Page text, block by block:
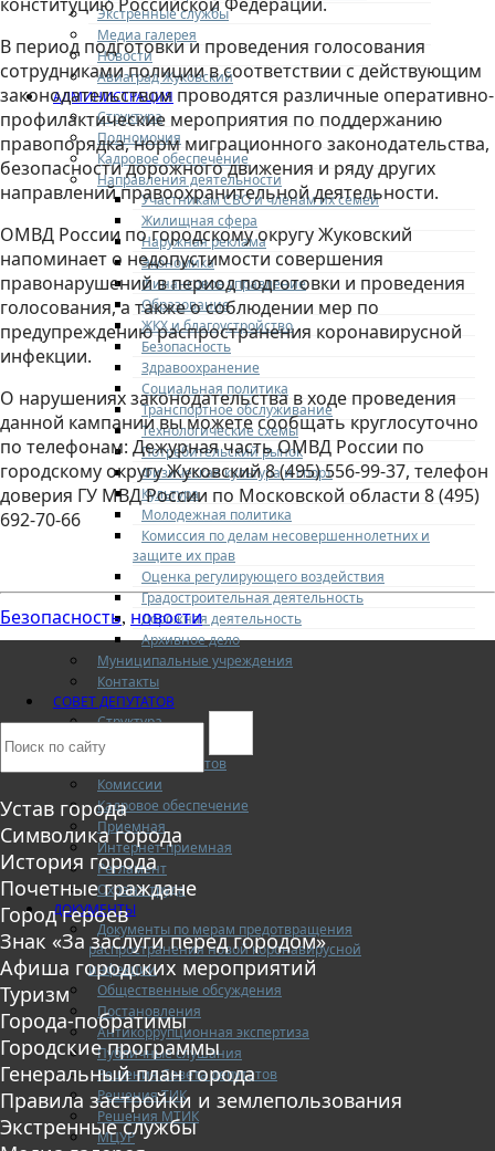
Экстренные службы
Медиа галерея
Новости
Авиаград Жуковский
АДМИНИСТРАЦИЯ
Структура
Полномочия
Кадровое обеспечение
Направления деятельности
Участникам СВО и членам их семей
Жилищная сфера
Наружная реклама
Экономика
Финансовое управление
Образование
ЖКХ и благоустройство
Безопасность
Здравоохранение
Социальная политика
Транспортное обслуживание
Технологические схемы
Потребительский рынок
Физическая культура и спорт
Культура
Молодежная политика
Комиссия по делам несовершеннолетних и
защите их прав
Оценка регулирующего воздействия
Градостроительная деятельность
Дорожная деятельность
Архивное дело
Муниципальные учреждения
Контакты
СОВЕТ ДЕПУТАТОВ
Структура
Депутаты
О Совете депутатов
Комиссии
Кадровое обеспечение
Приемная
Интернет-приемная
Регламент
Охрана труда
ДОКУМЕНТЫ
Документы по мерам предотвращения
распространения новой коронавирусной
инфекции
Общественные обсуждения
Постановления
Антикоррупционная экспертиза
Публичные слушания
Решения Совета депутатов
Решения ТИК
Решения МТИК
МЦУР
В период подготовки и проведения голосования
сотрудниками полиции в соответствии с действующим
законодательством проводятся различные оперативно-
профилактические мероприятия по поддержанию
правопорядка, норм миграционного законодательства,
безопасности дорожного движения и ряду других
направлений правоохранительной деятельности.
ОМВД России по городскому округу Жуковский
напоминает о недопустимости совершения
правонарушений в период подготовки и проведения
голосования, а также о соблюдении мер по
предупреждению распространения коронавирусной
инфекции.
О нарушениях законодательства в ходе проведения
данной кампании вы можете сообщать круглосуточно
по телефонам: Дежурная часть ОМВД России по
городскому округу Жуковский 8 (495) 556-99-37, телефон
доверия ГУ МВД России по Московской области 8 (495)
692-70-66
Безопасность, новости
Устав города
Символика города
История города
Почетные граждане
Город героев
Знак «За заслуги перед городом»
Афиша городских мероприятий
Туризм
Города-побратимы
Городские программы
Генеральный план города
Правила застройки и землепользования
Экстренные службы